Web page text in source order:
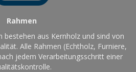
Rahmen
bestehen aus Kernholz und sind von
Alle Rahmen (Echtholz, Furniere,
jedem Verarbeitungsschritt einer